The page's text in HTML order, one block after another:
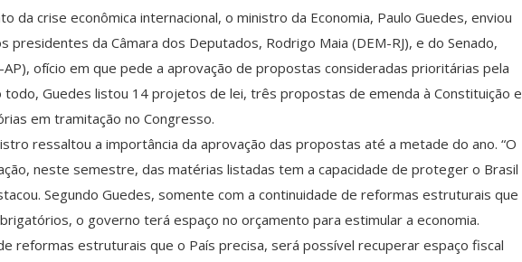
da crise econômica internacional, o ministro da Economia, Paulo Guedes, enviou
presidentes da Câmara dos Deputados, Rodrigo Maia (DEM-RJ), e do Senado,
AP), ofício em que pede a aprovação de propostas consideradas prioritárias pela
todo, Guedes listou 14 projetos de lei, três propostas de emenda à Constituição e
em tramitação no Congresso.
ressaltou a importância da aprovação das propostas até a metade do ano. “O
neste semestre, das matérias listadas tem a capacidade de proteger o Brasil
Segundo Guedes, somente com a continuidade de reformas estruturais que
o governo terá espaço no orçamento para estimular a economia.
reformas estruturais que o País precisa, será possível recuperar espaço fiscal